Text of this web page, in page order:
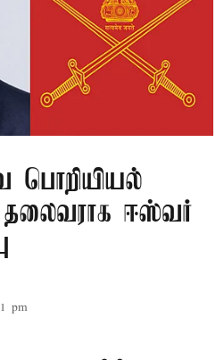
பொறியியல்
தலைவராக ஈஸ்வர்
pm